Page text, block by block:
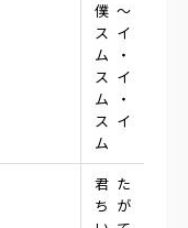
僕～
スイ
ム・
スイ
ム・
スイ
ム
君た
ちが